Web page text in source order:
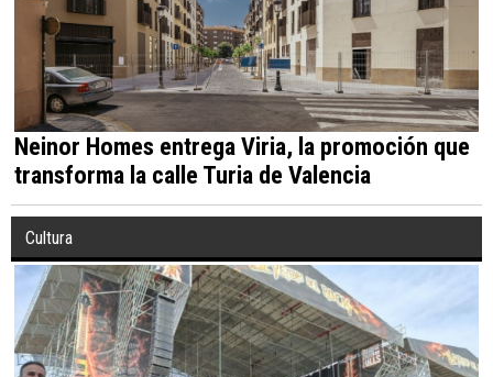
Neinor Homes entrega Viria, la promoción que
transforma la calle Turia de Valencia
Cultura